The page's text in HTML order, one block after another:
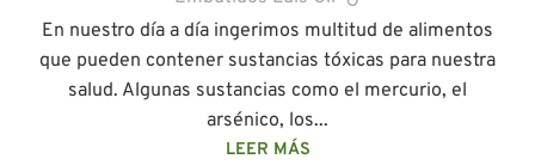
En nuestro día a día ingerimos multitud de alimentos
que pueden contener sustancias tóxicas para nuestra
salud. Algunas sustancias como el mercurio, el
arsénico, los...
LEER MÁS